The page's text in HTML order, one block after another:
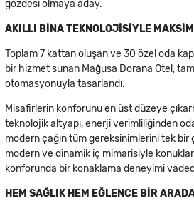
gözdesi olmaya aday.
AKILLI BİNA TEKNOLOJİSİYLE
Toplam 7 kattan oluşan ve 30 özel oda
bir hizmet sunan Mağusa Dorana Otel,
otomasyonuyla tasarlandı.
Misafirlerin konforunu en üst düzeye
teknolojik altyapı, enerji verimliliğinden
modern çağın tüm gereksinimlerini tek bir
modern ve dinamik iç mimarisiyle
konforunda bir konaklama deneyimi
HEM SAĞLIK HEM EĞLENCE BİR